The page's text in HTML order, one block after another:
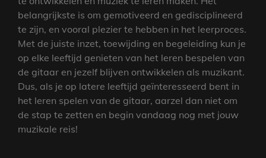
belangrijkste is om gemotiveerd en gedisciplineerd
te zijn, en vooral plezier te hebben in het leerproces.
Met de juiste inzet, toewijding en begeleiding kun je
op elke leeftijd genieten van het leren bespelen van
de gitaar en jezelf blijven ontwikkelen als muzikant.
Dus, als je op latere leeftijd geïnteresseerd bent in
het leren spelen van de gitaar, aarzel dan niet om
de stap te zetten en begin vandaag nog met jouw
muzikale reis!